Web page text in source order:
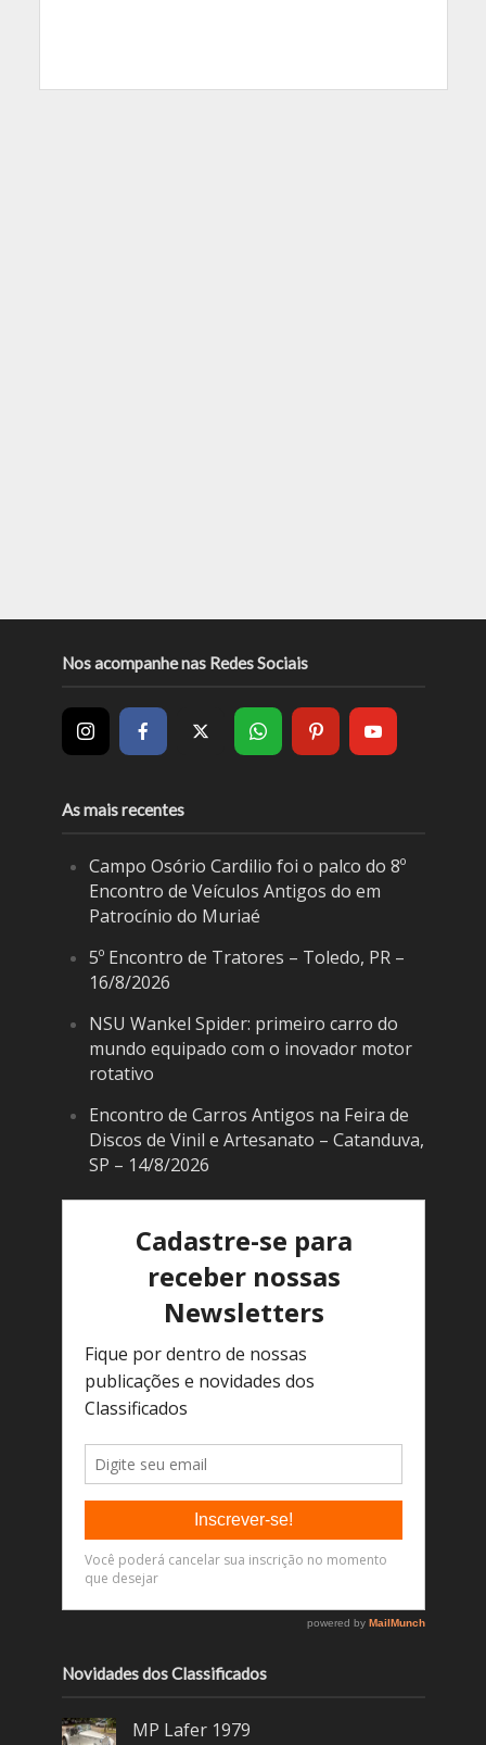
Nos acompanhe nas Redes Sociais
As mais recentes
Campo Osório Cardilio foi o palco do 8º
Encontro de Veículos Antigos do em
Patrocínio do Muriaé
5º Encontro de Tratores – Toledo, PR –
16/8/2026
NSU Wankel Spider: primeiro carro do
mundo equipado com o inovador motor
rotativo
Encontro de Carros Antigos na Feira de
Discos de Vinil e Artesanato – Catanduva,
SP – 14/8/2026
Novidades dos Classificados
MP Lafer 1979